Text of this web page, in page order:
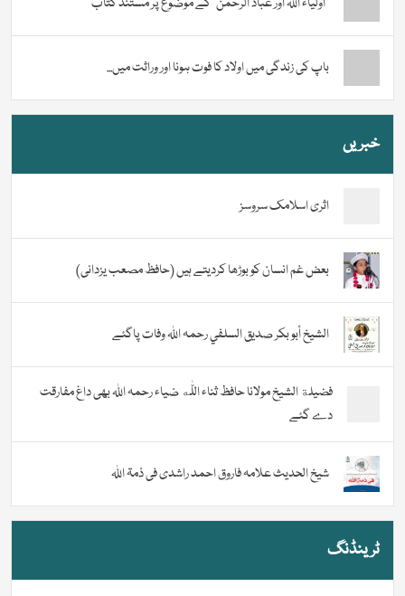
باپ کی زندگی میں اولاد کا فوت ہونا اور وراثت میں...
خبریں
اثری اسلامک سروسز
بعض غم انسان کو بوڑھا کردیتے ہیں (حافظ مصعب یزدانی)
الشيخ أبو بكر صديق السلفي رحمہ اللہ وفات پاگئے
فضیلة الشيخ مولانا حافظ ثناء اللّٰه ضیاء رحمہ اللہ بھی داغ مفارقت
دے گئے
شیخ الحدیث علامہ فاروق احمد راشدی فی ذمۃ اللہ
ٹرینڈنگ